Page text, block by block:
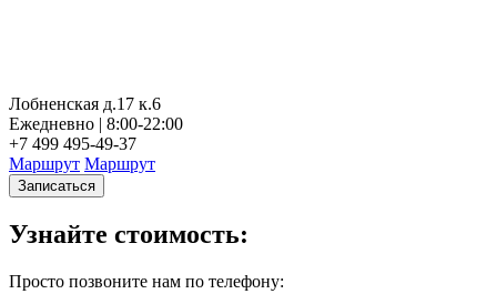
Лобненская д.17 к.6
Ежедневно | 8:00-22:00
+7 499 495-49-37
Маршрут Маршрут
Записаться
Узнайте стоимость:
Просто позвоните нам по телефону: